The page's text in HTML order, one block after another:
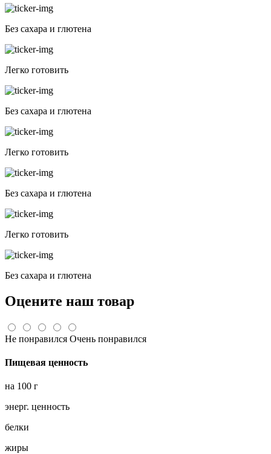
Без сахара и глютена
Легко готовить
Без сахара и глютена
Легко готовить
Без сахара и глютена
Легко готовить
Без сахара и глютена
Оцените наш товар
Не понравился Очень понравился
Пищевая ценность
на 100 г
энерг. ценность
белки
жиры